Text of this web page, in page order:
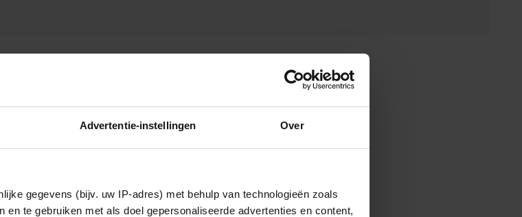
Advertentie-instellingen Over
gegevens (bijv. uw IP-adres) met behulp van technologieën zoals
en te gebruiken met als doel gepersonaliseerde advertenties en content,